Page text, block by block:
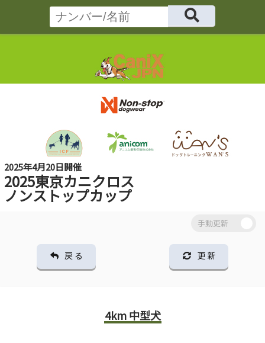
2025年4月20日開催
2025東京カニクロス
ノンストップカップ
戻 る 更 新
4km 中型犬